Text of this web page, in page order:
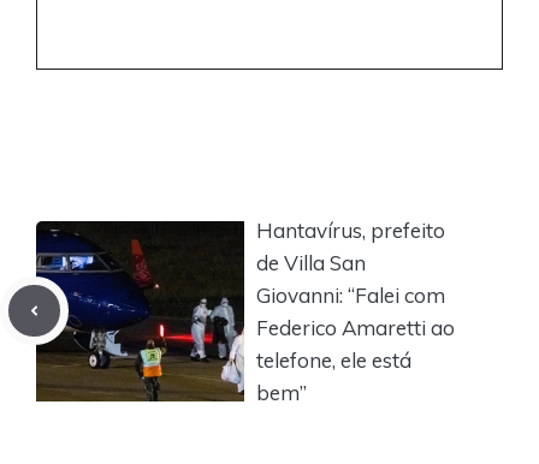
Hantavírus, prefeito
de Villa San
Giovanni: “Falei com
Federico Amaretti ao
telefone, ele está
bem”